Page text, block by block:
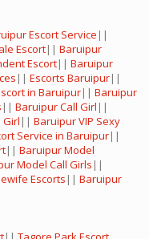
Escort Service ||
Escort|| Baruipur
Escort|| Baruipur
|| Escorts Baruipur||
in Baruipur|| Baruipur
|| Baruipur Call Girl ||
Girl || Baruipur VIP Sexy
Service in Baruipur||
|| Baruipur Model
Model Call Girls ||
Escorts || Baruipur